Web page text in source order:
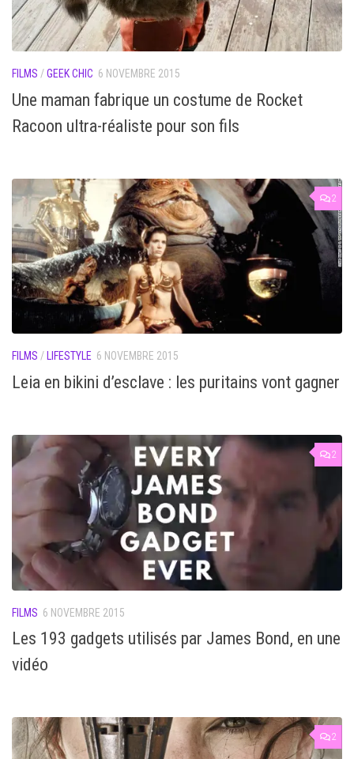
FILMS /GEEK CHIC 6 NOVEMBRE 2015
Une maman fabrique un costume de Rocket
Racoon ultra-réaliste pour son fils
2
FILMS / LIFESTYLE 6 NOVEMBRE 2015
Leia en bikini d’esclave : les puritains vont gagner
2
FILMS 6 NOVEMBRE 2015
Les 193 gadgets utilisés par James Bond, en une
vidéo
2